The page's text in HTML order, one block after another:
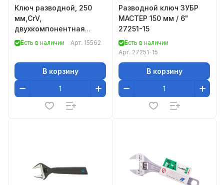
Ключ разводной, 250
мм,CrV,
двухкомпонентная
ручка// Gross
Есть в наличии Арт. 15562
В корзину
Разводной ключ ЗУБР
МАСТЕР 150 мм / 6"
27251-15
Есть в наличии
Арт. 27251-15
В корзину